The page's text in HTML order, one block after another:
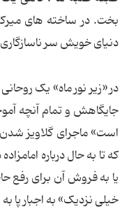
بخت. در ساخته های
دنیای خویش سر
در «زیر نور ماه» یک
جایگاهش و تمام آنچه
است» ماجرای گلاویز
که تا به حال درباره
یا به فروش آن برای رفع
خیلی نزدیک» به اجبار پا